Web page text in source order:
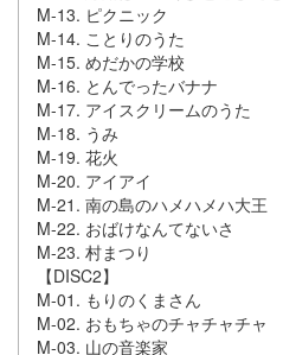
M-13. ピクニック
M-14. ことりのうた
M-15. めだかの学校
M-16. とんでったバナナ
M-17. アイスクリームのうた
M-18. うみ
M-19. 花火
M-20. アイアイ
M-21. 南の島のハメハメハ大王
M-22. おばけなんてないさ
M-23. 村まつり
【DISC2】
M-01. もりのくまさん
M-02. おもちゃのチャチャチャ
M-03. 山の音楽家